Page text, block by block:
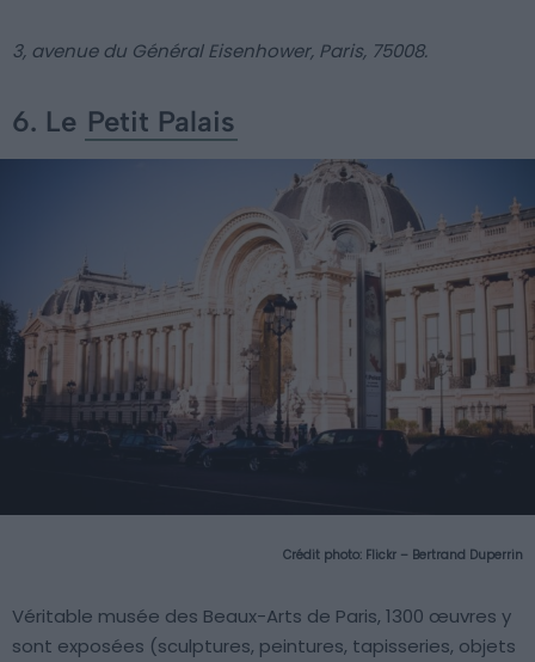
3, avenue du Général Eisenhower, Paris, 75008.
6. Le Petit Palais
Crédit photo: Flickr – Bertrand Duperrin
Véritable musée des Beaux-Arts de Paris, 1300 œuvres y
sont exposées (sculptures, peintures, tapisseries, objets